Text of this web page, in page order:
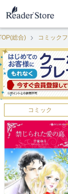
総合) コミック
コミック